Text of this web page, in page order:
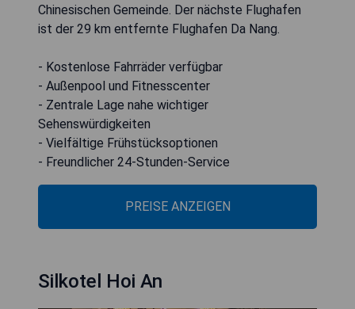
Chinesischen Gemeinde. Der nächste Flughafen
ist der 29 km entfernte Flughafen Da Nang.
- Kostenlose Fahrräder verfügbar
- Außenpool und Fitnesscenter
- Zentrale Lage nahe wichtiger
Sehenswürdigkeiten
- Vielfältige Frühstücksoptionen
- Freundlicher 24-Stunden-Service
PREISE ANZEIGEN
Silkotel Hoi An